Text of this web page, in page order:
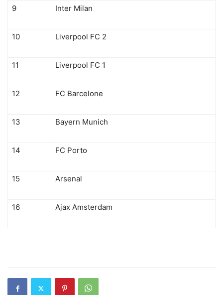
9 Inter Milan
10 Liverpool FC 2
11 Liverpool FC 1
12 FC Barcelone
13 Bayern Munich
14 FC Porto
15 Arsenal
16 Ajax Amsterdam